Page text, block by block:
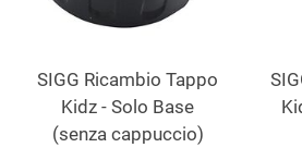
SIGG Ricambio Tappo
Kidz - Solo Base
(senza cappuccio)